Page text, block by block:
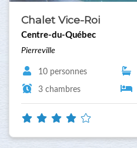
Chalet Vice-Roi
Centre-du-Québec
Pierreville
10 personnes
3 chambres